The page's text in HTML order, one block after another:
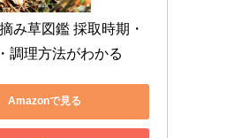
み草図鑑 採取時期・
調理方法がわかる
Amazonで見る